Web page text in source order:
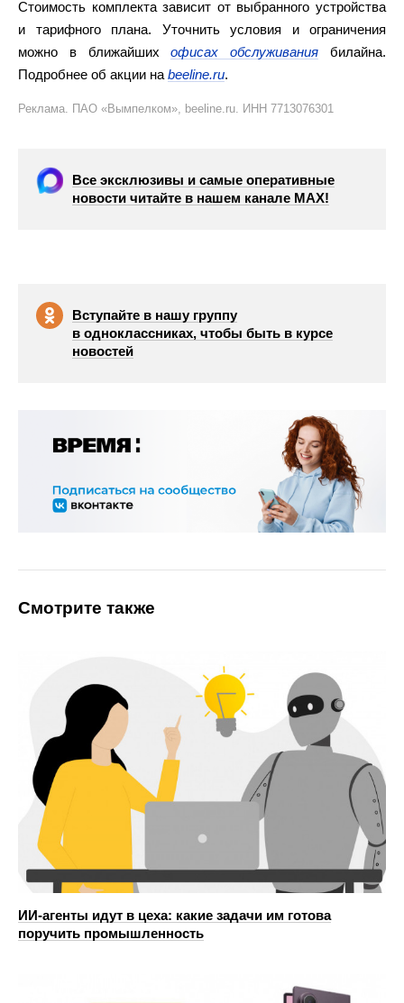
Стоимость комплекта зависит от выбранного устройства
и тарифного плана. Уточнить условия и ограничения
можно в ближайшихофисах обслуживания билайна.
Подробнее об акции на beeline.ru.
Реклама. ПАО «Вымпелком», beeline.ru. ИНН 7713076301
Все эксклюзивы и самые оперативные
новости читайте в нашем канале МАХ!
Вступайте в нашу группу
в одноклассниках, чтобы быть в курсе
новостей
Смотрите также
ИИ-агенты идут в цеха: какие задачи им готова
поручить промышленность